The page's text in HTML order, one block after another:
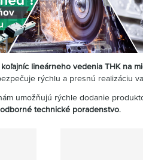
lineárneho vedenia THK na
rýchlu a presnú realizáciu
umožňujú rýchle dodanie
odborné technické poradenstvo.